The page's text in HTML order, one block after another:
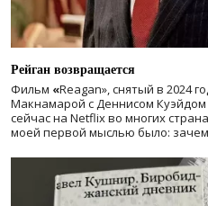
Рейган возвращается
Фильм «Reagan», снятый в 2024
Макнамарой с Деннисом Куэйдом
сейчас на Netflix во многих
моей первой мыслью было: